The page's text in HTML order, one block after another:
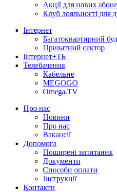
Акції для нових
Клуб лояльності для
Інтернет
Багатоквартирний
Приватний сектор
Інтернет+ТБ
Телебачення
Кабельне
MEGOGO
Omega.TV
Про нас
Новини
Про нас
Вакансії
Допомога
Поширені запитання
Документи
Способи оплати
Інструкції
Контакти